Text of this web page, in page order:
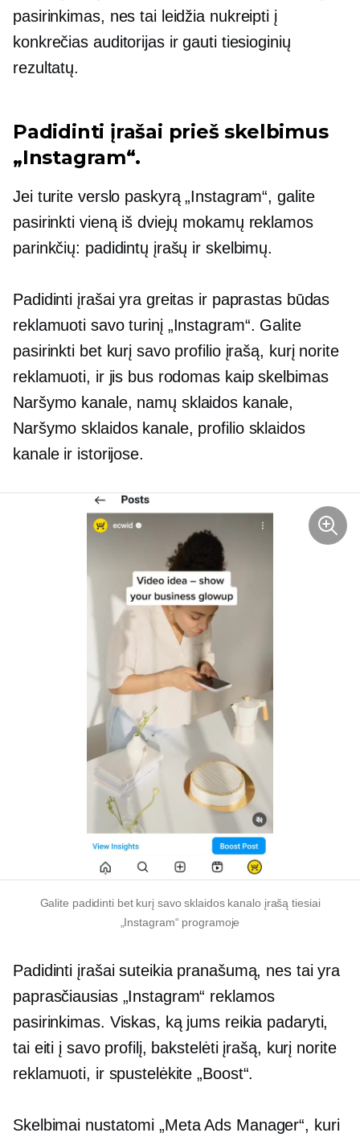
pasirinkimas, nes tai leidžia nukreipti į
konkrečias auditorijas ir gauti tiesioginių
rezultatų.
Padidinti įrašai prieš skelbimus
„Instagram“.
Jei turite verslo paskyrą „Instagram“, galite
pasirinkti vieną iš dviejų mokamų reklamos
parinkčių: padidintų įrašų ir skelbimų.
Padidinti įrašai yra greitas ir paprastas būdas
reklamuoti savo turinį „Instagram“. Galite
pasirinkti bet kurį savo profilio įrašą, kurį norite
reklamuoti, ir jis bus rodomas kaip skelbimas
Naršymo kanale, namų sklaidos kanale,
Naršymo sklaidos kanale, profilio sklaidos
kanale ir istorijose.
Galite padidinti bet kurį savo sklaidos kanalo įrašą tiesiai
„Instagram“ programoje
Padidinti įrašai suteikia pranašumą, nes tai yra
paprasčiausias „Instagram“ reklamos
pasirinkimas. Viskas, ką jums reikia padaryti,
tai eiti į savo profilį, bakstelėti įrašą, kurį norite
reklamuoti, ir spustelėkite „Boost“.
Skelbimai nustatomi „Meta Ads Manager“, kuri